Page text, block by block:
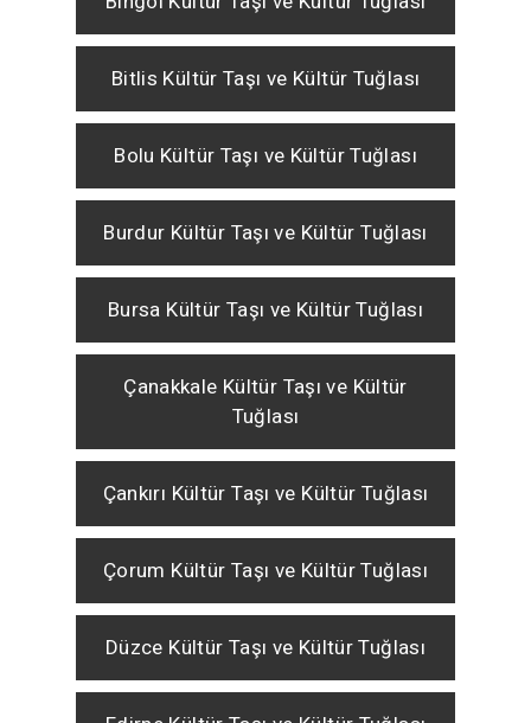
Bitlis Kültür Taşı ve Kültür Tuğlası
Bolu Kültür Taşı ve Kültür Tuğlası
Burdur Kültür Taşı ve Kültür Tuğlası
Bursa Kültür Taşı ve Kültür Tuğlası
Çanakkale Kültür Taşı ve Kültür
Tuğlası
Çankırı Kültür Taşı ve Kültür Tuğlası
Çorum Kültür Taşı ve Kültür Tuğlası
Düzce Kültür Taşı ve Kültür Tuğlası